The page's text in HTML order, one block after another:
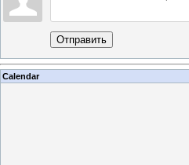
Отправить
Calendar